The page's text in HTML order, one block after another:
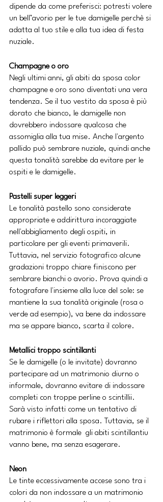
dipende da come preferisci: potresti volere
un bell’avorio per le tue damigelle perchè si
adatta al tuo stile e alla tua idea di festa
nuziale.
Champagne o oro
Negli ultimi anni, gli abiti da sposa color
champagne e oro sono diventati una vera
tendenza. Se il tuo vestito da sposa è più
dorato che bianco, le damigelle non
dovrebbero indossare qualcosa che
assomiglia alla tua mise. Anche l'argento
pallido può sembrare nuziale, quindi anche
questa tonalità sarebbe da evitare per le
ospiti e le damigelle.
Pastelli super leggeri
Le tonalità pastello sono considerate
appropriate e addirittura incoraggiate
nell'abbigliamento degli ospiti, in
particolare per gli eventi primaverili.
Tuttavia, nel servizio fotografico alcune
gradazioni troppo chiare finiscono per
sembrare bianchi o avorio. Prova quindi a
fotografare l'insieme alla luce del sole: se
mantiene la sua tonalità originale (rosa o
verde ad esempio), va bene da indossare
ma se appare bianco, scarta il colore.
Metallici troppo scintillanti
Se le damigelle (o le invitate) dovranno
partecipare ad un matrimonio diurno o
informale, dovranno evitare di indossare
completi con troppe perline o scintillii.
Sarà visto infatti come un tentativo di
rubare i riflettori alla sposa. Tuttavia, se il
matrimonio è formale  gli abiti scintillantiu
vanno bene, ma senza esagerare.
Neon
Le tinte eccessivamente accese sono tra i
colori da non indossare a un matrimonio